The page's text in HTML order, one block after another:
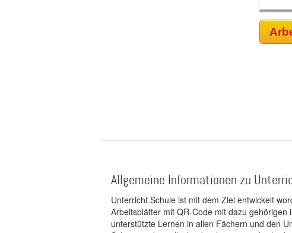
Allgemeine Informationen zu
Unterricht.Schule ist mit dem Ziel entwickelt
Arbeitsblätter mit QR-Code mit dazu
unterstützte Lernen in allen Fächern und den